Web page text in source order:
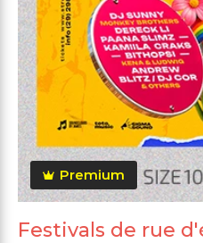
Premium
Festivals de rue